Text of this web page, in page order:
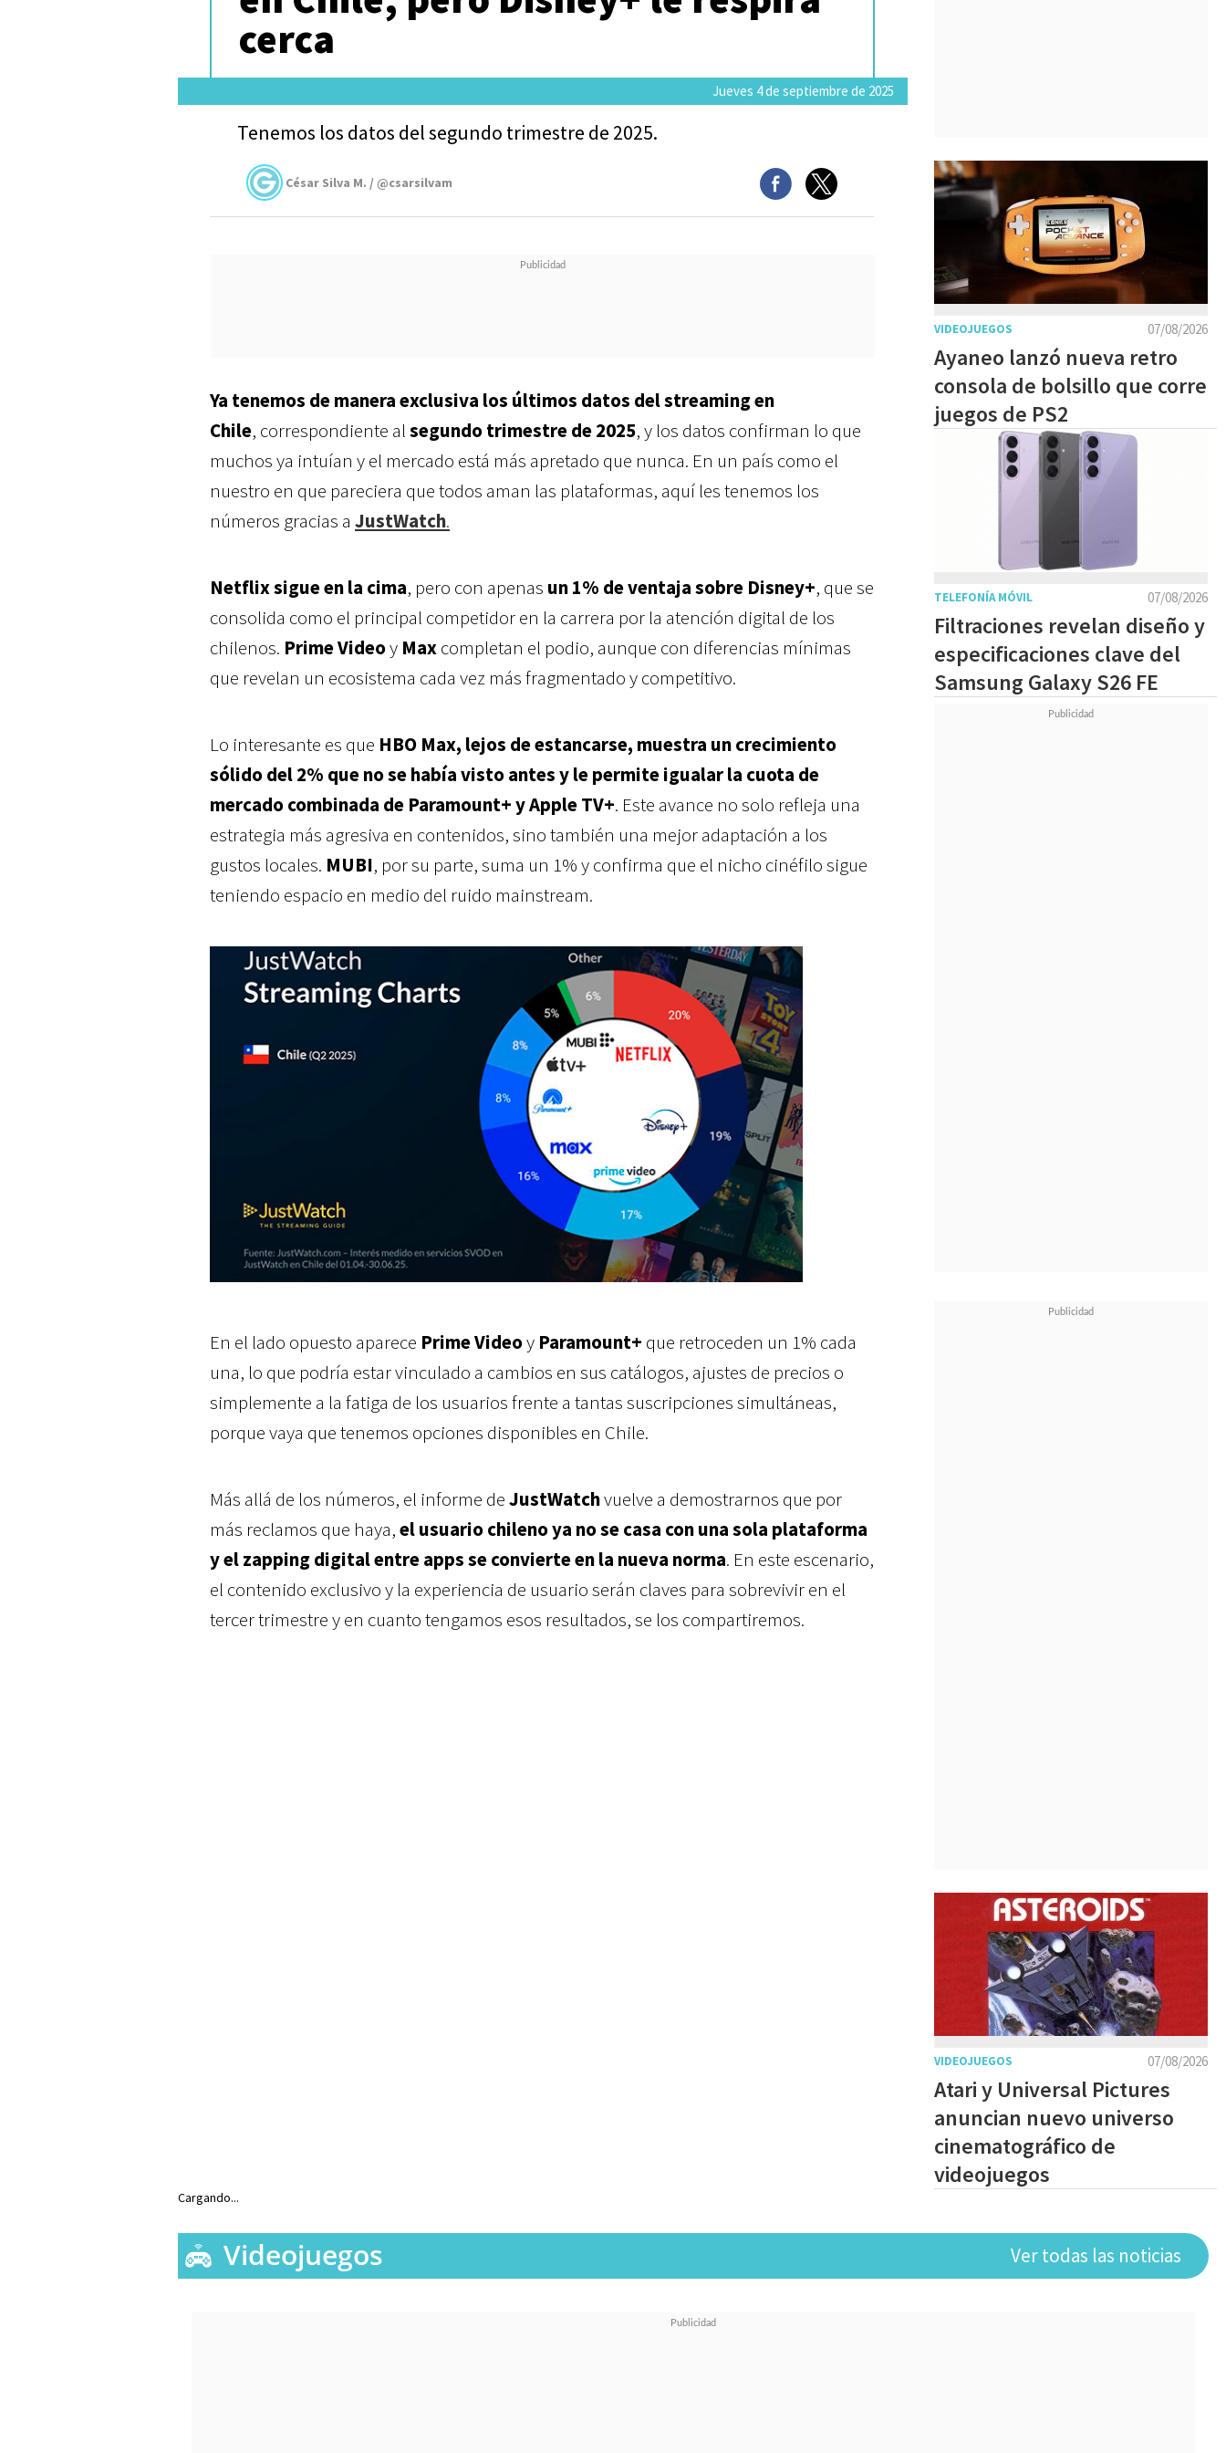
cerca
Jueves 4 de septiembre de 2025
Tenemos los datos del segundo trimestre de 2025.
César Silva M. / @csarsilvam
Ya tenemos de manera exclusiva los últimos datos del streaming en
Chile, correspondiente alsegundotrimestre de 2025, y los datos confirman lo que
muchos ya intuían y el mercado está más apretado que nunca. En un país como el
nuestro en que pareciera que todos aman las plataformas, aquí les tenemos los
números gracias a JustWatch.
Netflix sigue en la cima, pero con apenas un 1% de ventaja sobre Disney+, que se
consolida como el principal competidor en la carrera por la atención digital de los
chilenos. Prime Videoy Maxcompletan el podio, aunque con diferencias mínimas
que revelan un ecosistema cada vez más fragmentado y competitivo.
Lo interesante es que HBO Max, lejos de estancarse, muestra un crecimiento
sólido del 2% que no se había visto antes y le permite igualar la cuota de
mercado combinada de Paramount+ y Apple TV+. Este avance no solo refleja una
estrategia más agresiva en contenidos, sino también una mejor adaptación a los
gustos locales. MUBI, por su parte, suma un 1% y confirma que el nicho cinéfilo sigue
teniendo espacio en medio del ruido mainstream.
En el lado opuesto aparece Prime Videoy Paramount+ que retroceden un 1% cada
una, lo que podría estar vinculado a cambios en sus catálogos, ajustes de precios o
simplemente a la fatiga de los usuarios frente a tantas suscripciones simultáneas,
porque vaya que tenemos opciones disponibles en Chile.
Más allá de los números, el informe deJustWatchvuelve a demostrarnos que por
más reclamos que haya,el usuario chileno ya no se casa con una sola plataforma
y el zapping digital entre apps se convierte en la nueva norma. En este escenario,
el contenido exclusivo y la experiencia de usuario serán claves para sobrevivir en el
tercer trimestre y en cuanto tengamos esos resultados, se los compartiremos.
07/08/2026
VIDEOJUEGOS
Ayaneo lanzó nueva retro
consola de bolsillo que corre
juegos de PS2
07/08/2026
TELEFONÍA MÓVIL
Filtraciones revelan diseño y
especificaciones clave del
Samsung Galaxy S26 FE
07/08/2026
VIDEOJUEGOS
Atari y Universal Pictures
anuncian nuevo universo
cinematográfico de
videojuegos
Cargando...
Ver todas las noticias
Videojuegos